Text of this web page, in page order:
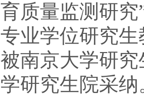
质量监测研
业学位研究
南京大学研
研究生院采